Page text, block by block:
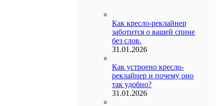
Как кресло-реклайнер
заботится о вашей спине
без слов.
31.01.2026
Как устроено кресло-
реклайнер и почему оно
так удобно?
31.01.2026